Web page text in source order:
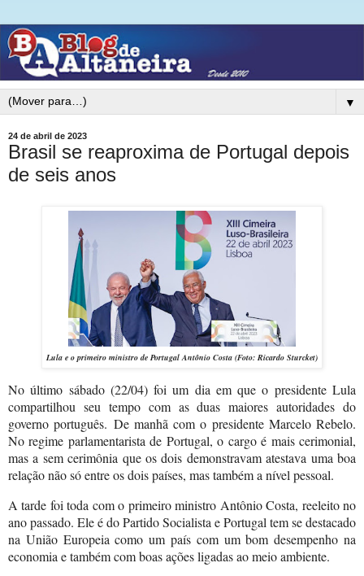
▼
24 de abril de 2023
Brasil se reaproxima de Portugal depois
de seis anos
Lula e o primeiro ministro de Portugal Antônio Costa (Foto: Ricardo Sturcket)
No último sábado (22/04) foi um dia em que o presidente Lula
compartilhou seu tempo com as duas maiores autoridades do
governo português. De manhã com o presidente Marcelo Rebelo.
No regime parlamentarista de Portugal, o cargo é mais cerimonial,
mas a sem cerimônia que os dois demonstravam atestava uma boa
relação não só entre os dois países, mas também a nível pessoal.
A tarde foi toda com o primeiro ministro Antônio Costa, reeleito no
ano passado. Ele é do Partido Socialista e Portugal tem se destacado
na União Europeia como um país com um bom desempenho na
economia e também com boas ações ligadas ao meio ambiente.